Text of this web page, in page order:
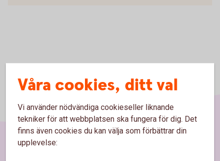
Våra cookies, ditt val
Vi använder nödvändiga cookieseller liknande
tekniker för att webbplatsen ska fungera för dig. Det
finns även cookies du kan välja som förbättrar din
upplevelse: